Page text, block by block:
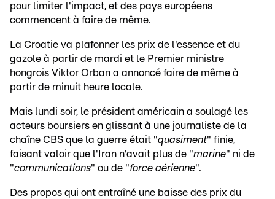
pour limiter l'impact, et des pays européens
commencent à faire de même.
La Croatie va plafonner les prix de l'essence et du
gazole à partir de mardi et le Premier ministre
hongrois Viktor Orban a annoncé faire de même à
partir de minuit heure locale.
Mais lundi soir, le président américain a soulagé les
acteurs boursiers en glissant à une journaliste de la
chaîne CBS que la guerre était "quasiment" finie,
faisant valoir que l'Iran n'avait plus de "marine" ni de
"communications" ou de "force aérienne".
Des propos qui ont entraîné une baisse des prix du